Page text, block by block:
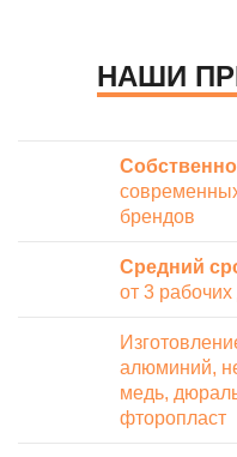
НАШИ
брендов
Средний
от 3 рабочих
алюминий,
медь,
фторопласт